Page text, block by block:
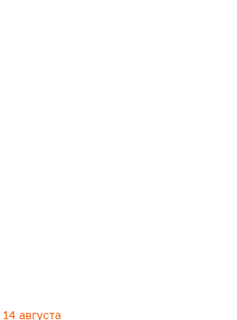
14 августа